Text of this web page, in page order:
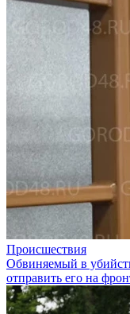
Происшествия
Обвиняемый в
отправить его на